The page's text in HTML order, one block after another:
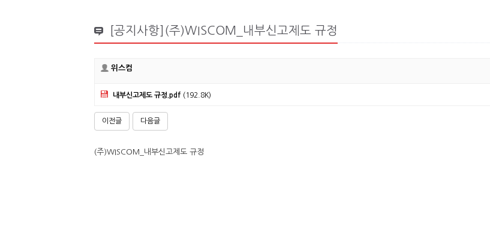
[공지사항](주)WISCOM_내부신고제도 규정
위스컴
내부신고제도 규정.pdf (192.8K)
이전글 다음글
(주)WISCOM_내부신고제도 규정